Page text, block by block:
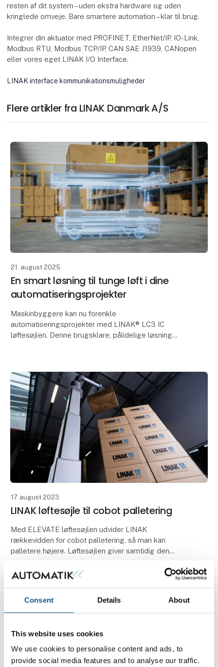
Consent Details About
This website uses cookies
We use cookies to personalise content and ads, to
provide social media features and to analyse our traffic.
resten af dit system – uden ekstra hardware og uden
kringlede omveje. Bare smartere automation – klar til brug.
Integrer din aktuator med PROFINET, EtherNet/IP, IO-Link,
Modbus RTU, Modbus TCP/IP, CAN SAE J1939, CANopen
eller vores eget LINAK I/O Interface.
LINAK interface kommunikationsmuligheder
Flere artikler fra LINAK Danmark A/S
21. august 2025
En smart løsning til tunge løft i dine
automatiseringsprojekter
Maskinbyggere kan nu forenkle
automatiseringsprojekter med LINAK® LC3 IC
løftesøjlen. Denne brugsklare, pålidelige løsning
17. august 2023
LINAK løftesøjle til cobot palletering
Med ELEVATE løftesøjlen udvider LINAK
rækkevidden for cobot palletering, så man kan
palletere højere. Løftesøjlen giver samtidig den
at optimere d